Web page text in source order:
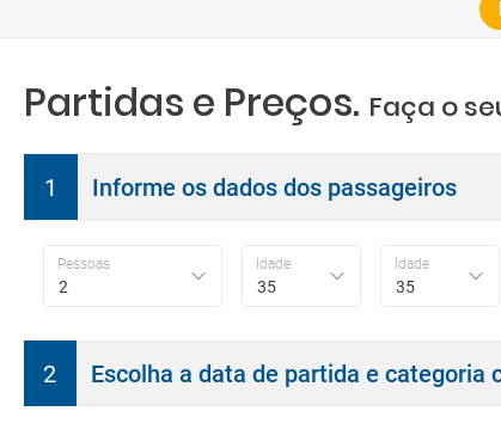
Partidas e Preços. Faça o
1 Informe os dados dos passageiros
Pessoas
2
Idade
35
Idade
35
2 Escolha a data de partida e categoria